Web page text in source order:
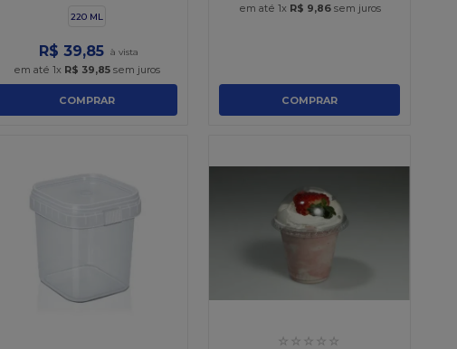
220 ML
R$ 39,85
em até 1x R$ 39,85 sem juros
COMPRAR
em até 1x R$ 9,86sem juros
COMPRAR
☆ ☆ ☆ ☆ ☆